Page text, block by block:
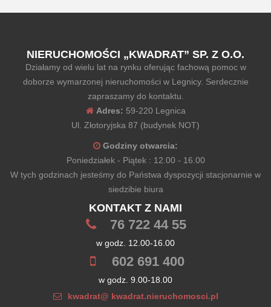
NIERUCHOMOŚCI „KWADRAT” SP. Z O.O.
Działamy od wielu lat na rynku oferując fachową pomoc w
doborze wymarzonej nieruchomości w Legnicy. Serdecznie
zapraszamy do kontaktu.
Adres: 59-220 Legnica
Ul. Złotoryjska 87 (budynek NOT)
Godziny otwarcia:
Poniedziałek - Piątek : 12.00 - 16.00
W tych godzinach jesteśmy do Państwa dyspozycji stacjonarnie w
siedzibie biura
KONTAKT Z NAMI
76 722 44 55
w godz. 12.00-16.00
602 691 400
w godz. 9.00-18.00
kwadrat@ kwadrat.nieruchomosci.pl